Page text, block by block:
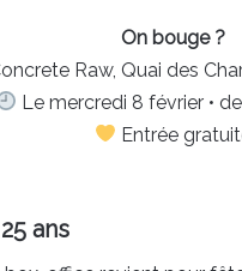
On bouge ?
Raw, Quai des
Le mercredi 8 février •
Entrée
ans